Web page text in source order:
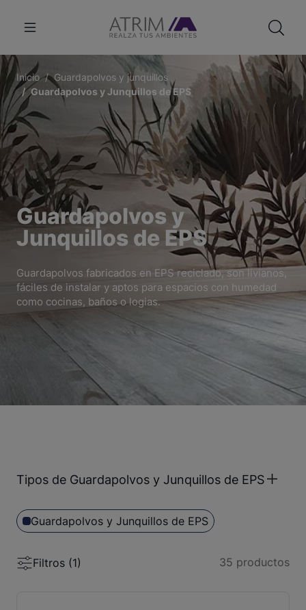
Inicio
Guardapolvos y junquillos
Guardapolvos y Junquillos de EPS
Guardapolvos y
Junquillos de EPS
Guardapolvos fabricados en EPS reciclado, son livianos,
fáciles de instalar y aptos para espacios con humedad
como cocinas, baños o logias.
Tipos de Guardapolvos y Junquillos de EPS
Guardapolvos y Junquillos de EPS
Filtros (1) 35 productos